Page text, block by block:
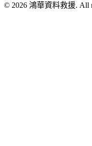
© 2026 鴻華資料救援. All